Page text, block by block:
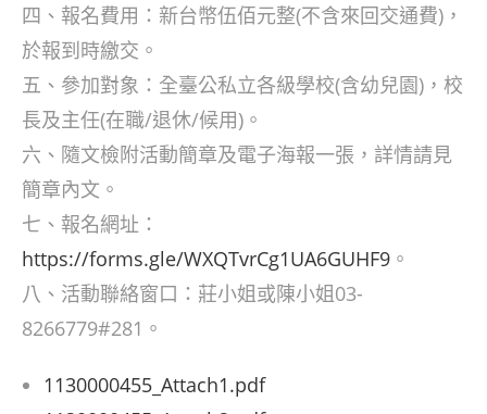
四、報名費用：新台幣伍佰元整(不含來回交通費)，
於報到時繳交。
五、參加對象：全臺公私立各級學校(含幼兒園)，校
長及主任(在職/退休/候用)。
六、隨文檢附活動簡章及電子海報一張，詳情請見
簡章內文。
七、報名網址：
https://forms.gle/WXQTvrCg1UA6GUHF9 。
八、活動聯絡窗口：莊小姐或陳小姐03-
8266779#281。
1130000455_Attach1.pdf